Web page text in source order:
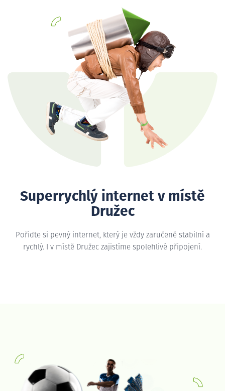
Superrychlý internet v místě
Družec
Pořiďte si pevný internet, který je vždy zaručeně stabilní a
rychlý. I v místě Družec zajistíme spolehlivé připojení.